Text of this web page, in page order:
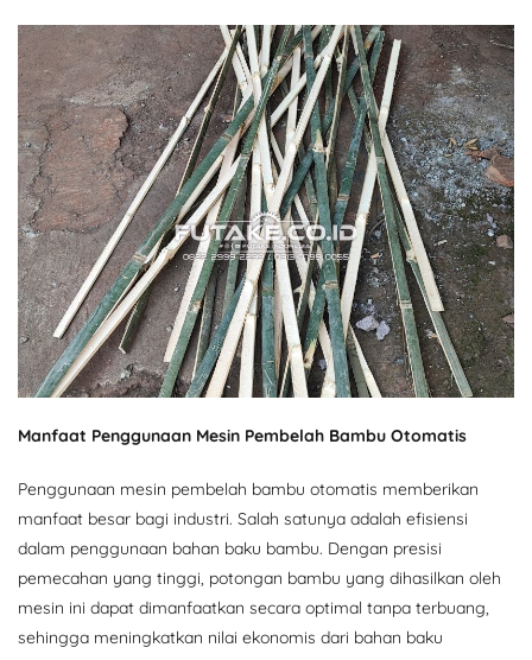
Manfaat Penggunaan Mesin Pembelah Bambu Otomatis
Penggunaan mesin pembelah bambu otomatis memberikan
manfaat besar bagi industri. Salah satunya adalah efisiensi
dalam penggunaan bahan baku bambu. Dengan presisi
pemecahan yang tinggi, potongan bambu yang dihasilkan oleh
mesin ini dapat dimanfaatkan secara optimal tanpa terbuang,
sehingga meningkatkan nilai ekonomis dari bahan baku